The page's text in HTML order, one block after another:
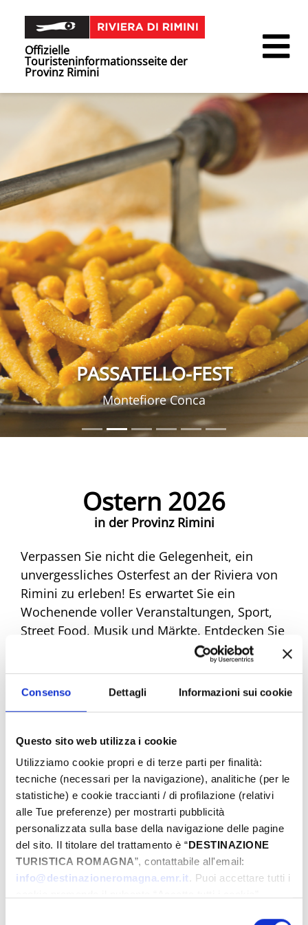
Consenso Dettagli Informazioni sui cookie
Questo sito web utilizza i cookie
Utilizziamo cookie propri e di terze parti per finalità:
tecniche (necessari per la navigazione), analitiche (per le
statistiche) e cookie traccianti / di profilazione (relativi
alle Tue preferenze) per mostrarti pubblicità
personalizzata sulla base della navigazione delle pagine
del sito. Il titolare del trattamento è “DESTINAZIONE
TURISTICA ROMAGNA”, contattabile all'email:
info@destinazioneromagna.emr.it. Puoi accettare tutti i
Offizielle
Touristeninformationsseite der
Provinz Rimini
PASSATELLO-FEST
Montefiore Conca
Ostern 2026
in der Provinz Rimini
Verpassen Sie nicht die Gelegenheit, ein
unvergessliches Osterfest an der Riviera von
Rimini zu erleben! Es erwartet Sie ein
Wochenende voller Veranstaltungen, Sport,
Street Food, Musik und Märkte. Entdecken Sie
alle Angebote und machen Sie sich bereit,
einzigartige Emotionen zu erleben. Buchen
Sie jetzt Ihr Traum-Ostern!
Von
Bis